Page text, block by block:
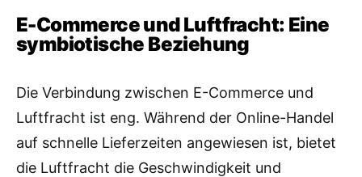
E-Commerce und Luftfracht: Eine
symbiotische Beziehung
Die Verbindung zwischen E-Commerce und
Luftfracht ist eng. Während der Online-Handel
auf schnelle Lieferzeiten angewiesen ist, bietet
die Luftfracht die Geschwindigkeit und